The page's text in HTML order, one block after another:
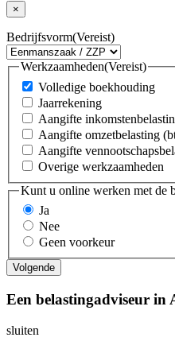
×
Bedrijfsvorm(Vereist)
Werkzaamheden(Vereist)
Volledige boekhouding
Jaarrekening
Aangifte
Aangifte omzetbelasting
Aangifte
Overige werkzaamheden
Kunt u online werken met de
Ja
Nee
Geen voorkeur
Een belastingadviseur in
sluiten